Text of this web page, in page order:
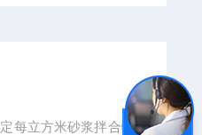
每立方米砂浆拌合物